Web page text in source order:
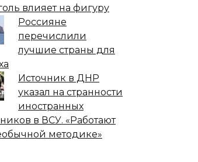
влияет на фигуру
Россияне
перечислили
лучшие страны для
Источник в ДНР
указал на странности
иностранных
в ВСУ. «Работают
методике»